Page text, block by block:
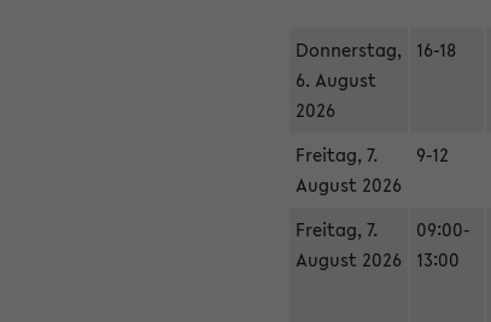
Donnerstag,
6. August
2026
16-18
Freitag, 7.
August 2026
9-12
Freitag, 7.
August 2026
09:00-
13:00